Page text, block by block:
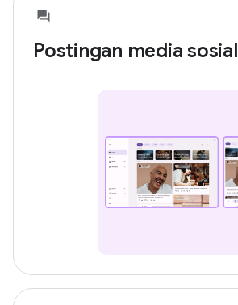
Postingan media sosial